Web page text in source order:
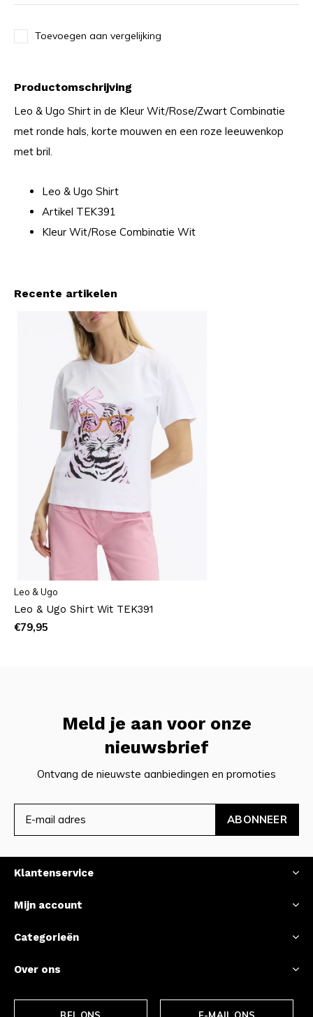
Toevoegen aan vergelijking
Productomschrijving
Leo & Ugo Shirt in de Kleur Wit/Rose/Zwart Combinatie
met ronde hals, korte mouwen en een roze leeuwenkop
met bril.
Leo & Ugo Shirt
Artikel TEK391
Kleur Wit/Rose Combinatie Wit
Recente artikelen
Leo & Ugo
Leo & Ugo Shirt Wit TEK391
€79,95
Meld je aan voor onze
nieuwsbrief
Ontvang de nieuwste aanbiedingen en promoties
ABONNEER
Klantenservice
Mijn account
Categorieën
Over ons